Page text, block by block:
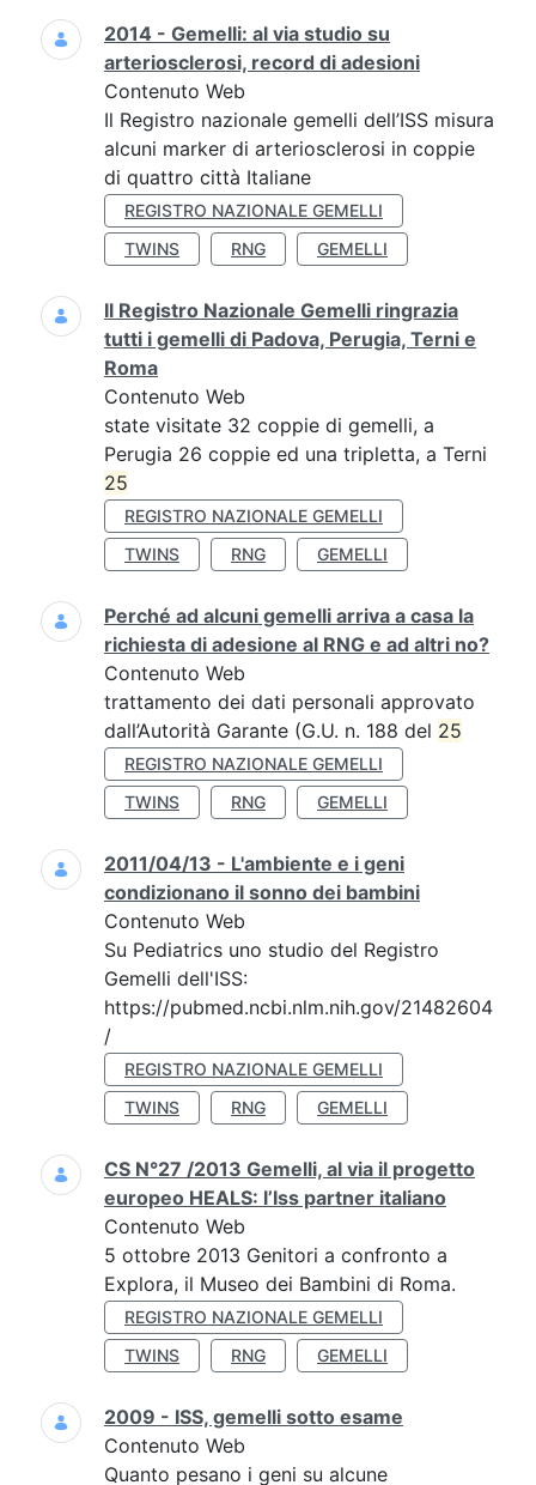
2014 - Gemelli: al via studio su
arteriosclerosi, record di adesioni
Contenuto Web
Il Registro nazionale gemelli dell’ISS misura
alcuni marker di arteriosclerosi in coppie
di quattro città Italiane
REGISTRO NAZIONALE GEMELLI
TWINS
RNG GEMELLI
Il Registro Nazionale Gemelli ringrazia
tutti i gemelli di Padova, Perugia, Terni e
Roma
Contenuto Web
state visitate 32 coppie di gemelli, a
Perugia 26 coppie ed una tripletta, a Terni
25
REGISTRO NAZIONALE GEMELLI
TWINS
RNG GEMELLI
Perché ad alcuni gemelli arriva a casa la
richiesta di adesione al RNG e ad altri no?
Contenuto Web
trattamento dei dati personali approvato
dall’Autorità Garante (G.U. n. 188 del 25
REGISTRO NAZIONALE GEMELLI
TWINS
RNG GEMELLI
2011/04/13 - L'ambiente e i geni
condizionano il sonno dei bambini
Contenuto Web
Su Pediatrics uno studio del Registro
Gemelli dell'ISS:
https://pubmed.ncbi.nlm.nih.gov/21482604
/
REGISTRO NAZIONALE GEMELLI
TWINS
RNG GEMELLI
CS N°27 /2013 Gemelli, al via il progetto
europeo HEALS: l’Iss partner italiano
Contenuto Web
5 ottobre 2013 Genitori a confronto a
Explora, il Museo dei Bambini di Roma.
REGISTRO NAZIONALE GEMELLI
TWINS
RNG GEMELLI
2009 - ISS, gemelli sotto esame
Contenuto Web
Quanto pesano i geni su alcune